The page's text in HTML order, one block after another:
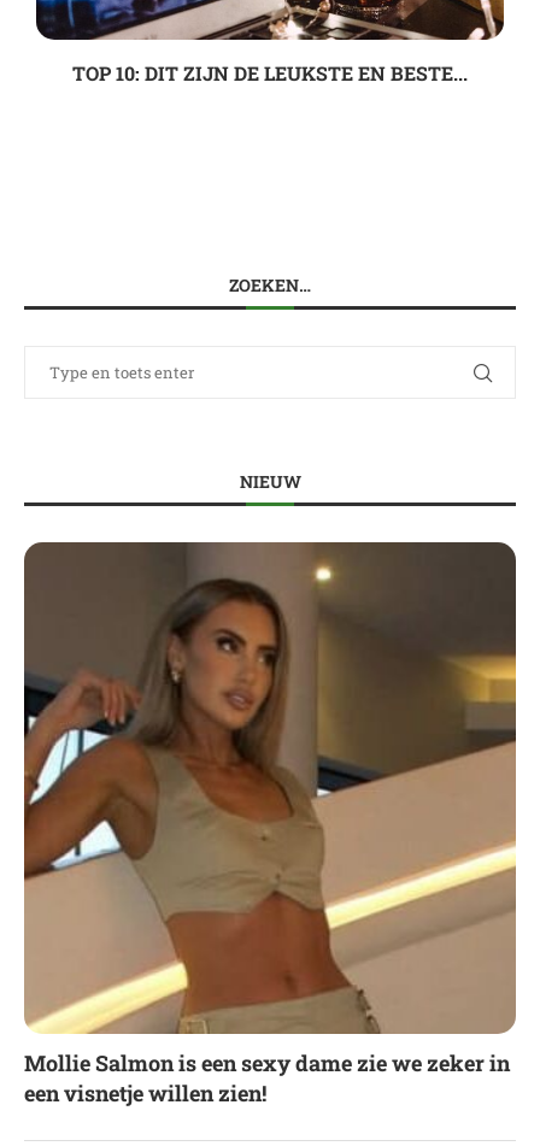
TOP 10: DIT ZIJN DE LEUKSTE EN BESTE...
ZOEKEN…
NIEUW
Mollie Salmon is een sexy dame zie we zeker in
een visnetje willen zien!